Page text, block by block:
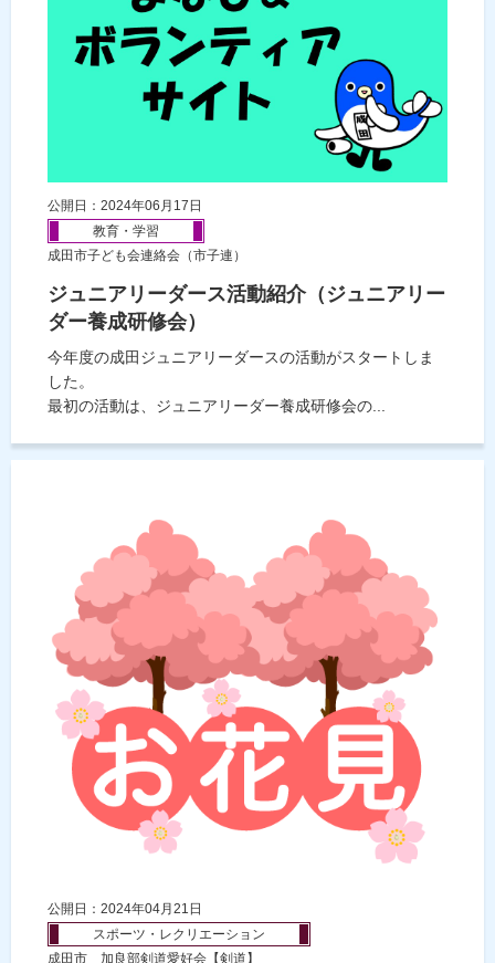
公開日：2024年06月17日
教育・学習
成田市子ども会連絡会（市子連）
ジュニアリーダース活動紹介（ジュニアリー
ダー養成研修会）
今年度の成田ジュニアリーダースの活動がスタートしま
した。
最初の活動は、ジュニアリーダー養成研修会の...
公開日：2024年04月21日
スポーツ・レクリエーション
成田市 加良部剣道愛好会【剣道】